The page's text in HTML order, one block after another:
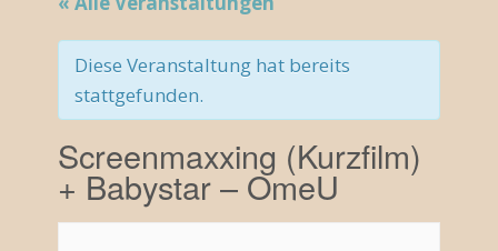
Diese Veranstaltung hat bereits
stattgefunden.
Screenmaxxing (Kurzfilm)
+ Babystar – OmeU